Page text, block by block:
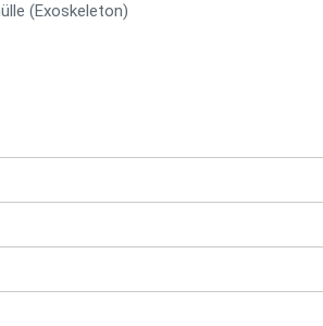
(Exoskeleton)